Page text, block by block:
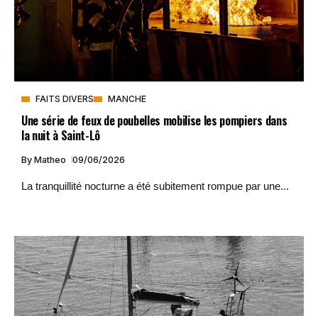
FAITS DIVERS MANCHE
Une série de feux de poubelles mobilise les pompiers dans
la nuit à Saint-Lô
By Matheo 09/06/2026
La tranquillité nocturne a été subitement rompue par une...